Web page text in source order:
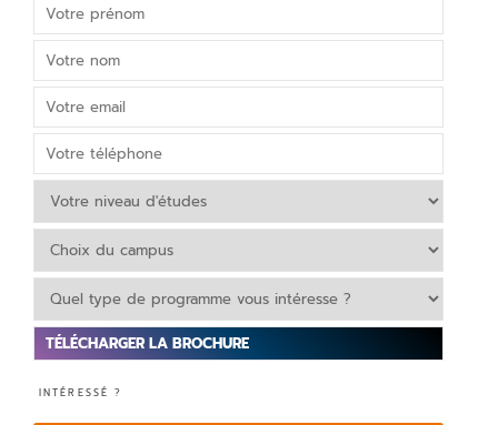
e
INTÉRESSÉ ?